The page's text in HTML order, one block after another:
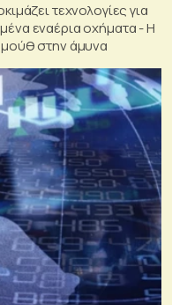
τεχνολογίες για
εναέρια οχήματα - Η
στην άμυνα